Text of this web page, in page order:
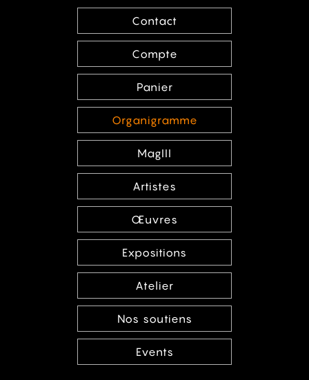
Contact
Compte
Panier
Organigramme
MagIII
Artistes
Œuvres
Expositions
Atelier
Nos soutiens
Events